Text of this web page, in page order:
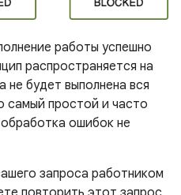
работы успешно
распространяется на
не будет выполнена вся
самый простой и часто
ошибок не
запроса работником